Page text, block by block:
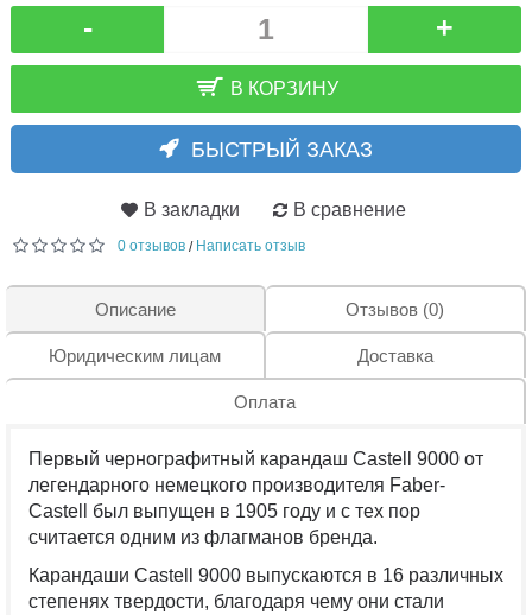
- +
В КОРЗИНУ
БЫСТРЫЙ ЗАКАЗ
В закладки В сравнение
0 отзывов / Написать отзыв
Описание Отзывов (0)
Юридическим лицам Доставка
Оплата
Первый чернографитный карандаш Castell 9000 от
легендарного немецкого производителя Faber-
Castell был выпущен в 1905 году и с тех пор
считается одним из флагманов бренда.
Карандаши Castell 9000 выпускаются в 16 различных
степенях твердости, благодаря чему они стали